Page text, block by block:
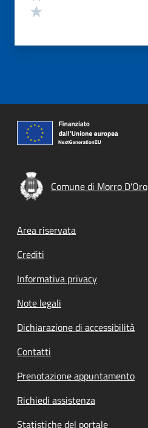
Comune di Morro D'Oro
Footer menu
Area riservata
Crediti
Informativa privacy
Note legali
Dichiarazione di accessibilità
Contatti
Prenotazione appuntamento
Richiedi assistenza
Statistiche del portale